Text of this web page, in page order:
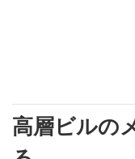
高層ビルの